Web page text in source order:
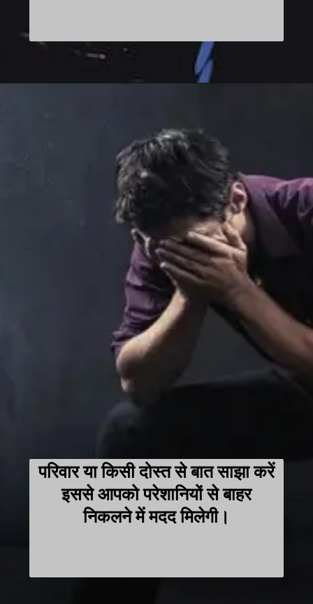
परिवार या किसी दोस्त से बात साझा करें
इससे आपको परेशानियों से बाहर